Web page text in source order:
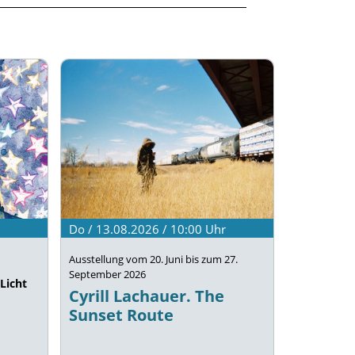
Do / 13.08.2026 / 10:00 Uhr
Ausstellung vom 20. Juni bis zum 27.
September 2026
Cyrill Lachauer. The
Sunset Route